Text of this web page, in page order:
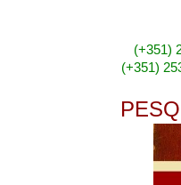
(+351)
(+351)